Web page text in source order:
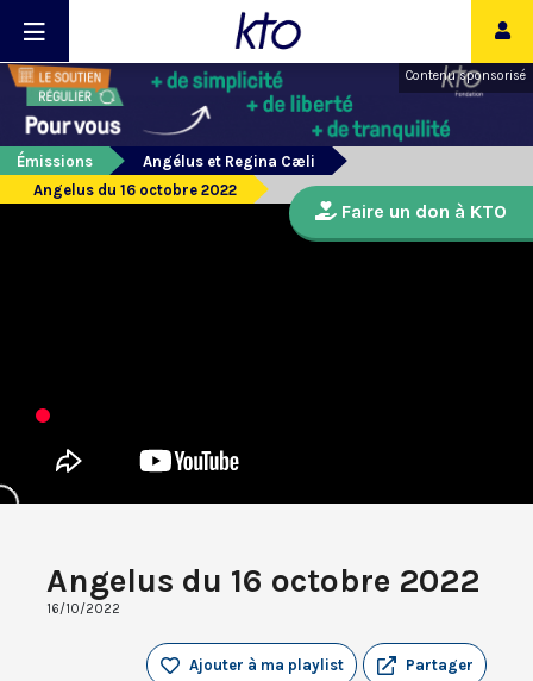
Contenu sponsorisé
Émissions
Angélus et Regina Cæli
Angelus du 16 octobre 2022
Angelus du 16 octobre 2022
16/10/2022
Partager
Ajouter à ma playlist
Faire un don à KTO